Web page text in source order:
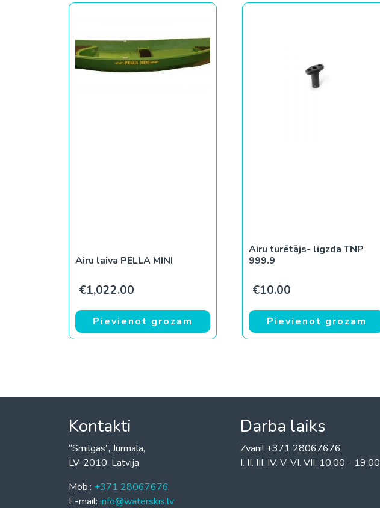
Airu laiva PELLA MINI
€1,022.00
Pievienot grozam
Airu turētājs- ligzda TNP
999.9
€10.00
Pievienot grozam
Kontakti
“Smilgas”, Jūrmala,
LV-2010, Latvija
Mob.: +371 28067676
E-mail: info@waterskis.lv
Darba laiks
Zvani! +371 28067676
I. II. III. IV. V. VI. VII. 10.00 - 19.00